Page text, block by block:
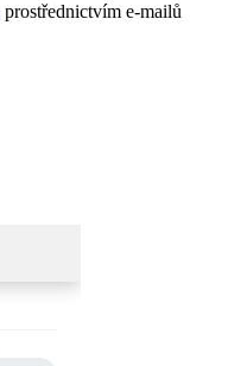
prostřednictvím e-mailů